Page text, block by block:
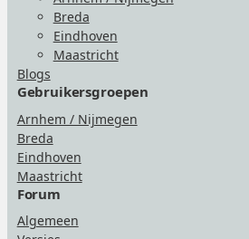
Breda
Eindhoven
Maastricht
Blogs
Gebruikersgroepen
Arnhem / Nijmegen
Breda
Eindhoven
Maastricht
Forum
Algemeen